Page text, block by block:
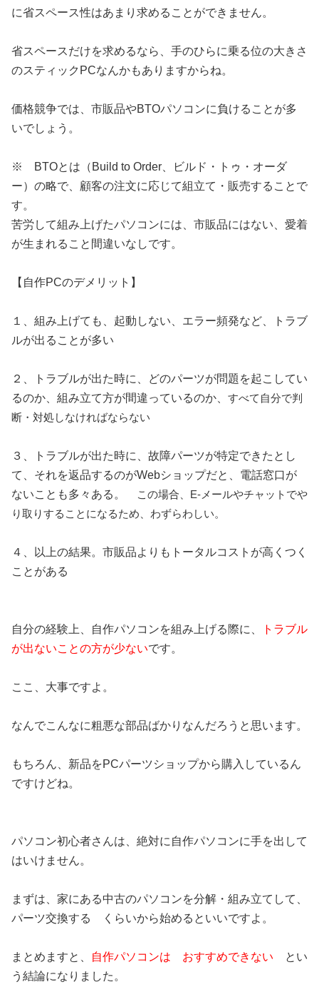
に省スペース性はあまり求めることができません。
省スペースだけを求めるなら、手のひらに乗る位の大きさ
のスティックPCなんかもありますからね。
価格競争では、市販品やBTOパソコンに負けることが多
いでしょう。
※ BTOとは（Build to Order、ビルド・トゥ・オーダ
ー）の略で、顧客の注文に応じて組立て・販売することで
す。
苦労して組み上げたパソコンには、市販品にはない、愛着
が生まれること間違いなしです。
【自作PCのデメリット】
１、組み上げても、起動しない、エラー頻発など、トラブ
ルが出ることが多い
２、トラブルが出た時に、どのパーツが問題を起こしてい
るのか、組み立て方が間違っているのか、 すべて自分で判
断・対処しなければならない
３、トラブルが出た時に、故障パーツが特定できたとし
て、それを返品するのがWebショップだと、電話窓口が
ないことも多々ある。
この場合、E-メールやチャットでや
り取りすることになるため、わずらわしい。
４、以上の結果。市販品よりもトータルコストが高くつく
ことがある
自分の経験上、自作パソコンを組み上げる際に、
トラブル
が出ないことの方が少ないです。
ここ、大事ですよ。
なんでこんなに粗悪な部品ばかりなんだろうと思います。
もちろん、新品をPCパーツショップから購入しているん
ですけどね。
パソコン初心者さんは、絶対に自作パソコンに手を出して
はいけません。
まずは、家にある中古のパソコンを分解・組み立てして、
パーツ交換する くらいから始めるといいですよ。
まとめますと、 自作パソコンは おすすめできない とい
う結論になりました。